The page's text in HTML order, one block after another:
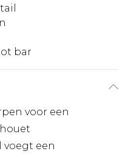
bar
voor een
voegt een